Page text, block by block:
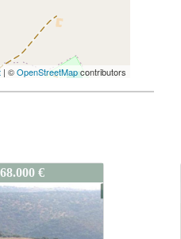
| ©OpenStreetMapcontributors
€